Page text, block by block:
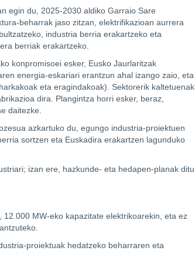
egin du, 2025-2030 aldiko Garraio Sare
beharrak jaso zitzan, elektrifikazioan aurrera
industria berria erakartzeko eta
berriak erakartzeko.
konpromisoei esker, Eusko Jaurlaritzak
energia-eskariari erantzun ahal izango zaio, eta
eta eragindakoak). Sektorerik kaltetuenak
dira. Plangintza horri esker, beraz,
daitezke.
azkartuko du, egungo industria-proiektuen
sortzen eta Euskadira erakartzen lagunduko
izan ere, hazkunde- eta hedapen-planak ditu
MW-eko kapazitate elektrikoarekin, eta ez
proiektuak hedatzeko beharraren eta